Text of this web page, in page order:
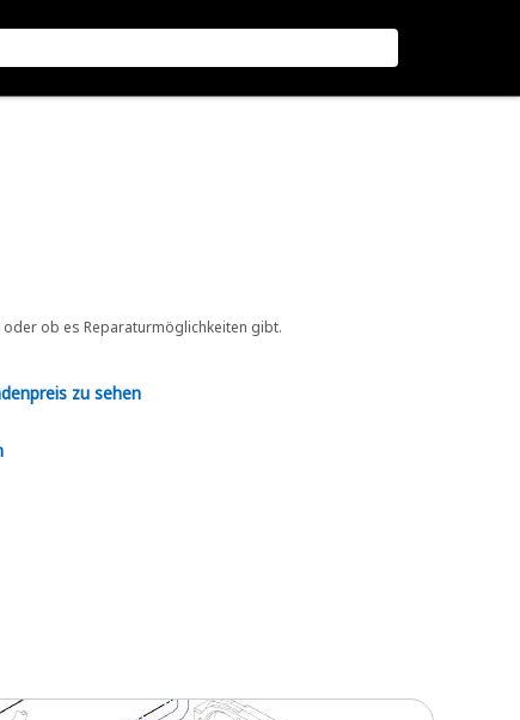
ob es Reparaturmöglichkeiten gibt.
zu sehen